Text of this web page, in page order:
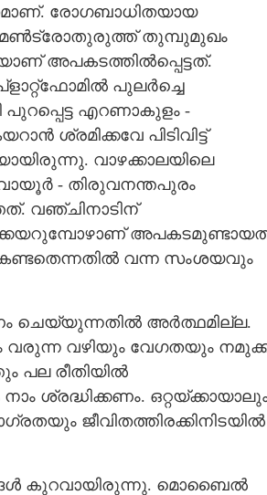
രോഗബാധിതയായ
മൺട്രോതുരുത്ത് തുമ്പുമുഖം
അപകടത്തിൽപ്പെട്ടത്.
പുലർച്ചെ
എറണാകുളം -
ശ്രമിക്കവേ പിടിവിട്ട്
വാഴക്കാലയിലെ
- തിരുവനന്തപുരം
വഞ്ചിനാടിന്
വന്ന സംശയവും
ചെയ്യുന്നതിൽ അർത്ഥമില്ല.
വഴിയും വേഗതയും
പല രീതിയിൽ
ശ്രദ്ധിക്കണം.
ജീവിതത്തിരക്കിനിടയിൽ
കുറവായിരുന്നു. മൊബൈൽ
Share this link